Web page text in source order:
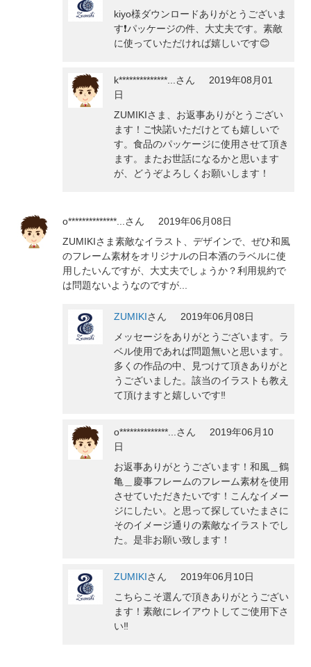
kiyo様ダウンロードありがとうございま
す❗️パッケージの件、大丈夫です。素敵
に使っていただければ嬉しいです😊
k**************... さん
2019年08月01
日
ZUMIKIさま、お返事ありがとうござい
ます！ご快諾いただけとても嬉しいで
す。食品のパッケージに使用させて頂き
ます。またお世話になるかと思います
が、どうぞよろしくお願いします！
o**************... さん
2019年06月08日
ZUMIKIさま素敵なイラスト、デザインで、ぜひ和風
のフレーム素材をオリジナルの日本酒のラベルに使
用したいんですが、大丈夫でしょうか？利用規約で
は問題ないようなのですが...
ZUMIKIさん
2019年06月08日
メッセージをありがとうございます。ラ
ベル使用であれば問題無いと思います。
多くの作品の中、見つけて頂きありがと
うございました。該当のイラストも教え
て頂けますと嬉しいです‼️
o**************... さん
2019年06月10
日
お返事ありがとうございます！和風＿鶴
亀＿慶事フレームのフレーム素材を使用
させていただきたいです！こんなイメー
ジにしたい。と思って探していたまさに
そのイメージ通りの素敵なイラストでし
た。是非お願い致します！
ZUMIKIさん
2019年06月10日
こちらこそ選んで頂きありがとうござい
ます！素敵にレイアウトしてご使用下さ
い‼️